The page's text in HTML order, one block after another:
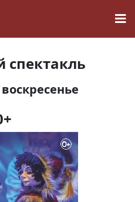
спектакль
воскресенье